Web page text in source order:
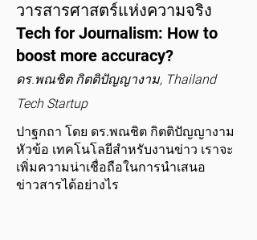
วารสารศาสตร์แห่งความจริง
Tech for Journalism: How to
boost more accuracy?
ดร.พณชิต กิตติปัญญางาม, Thailand
Tech Startup
ปาฐกถา โดย ดร.พณชิต กิตติปัญญางาม
หัวข้อ เทคโนโลยีสำหรับงานข่าว เราจะ
เพิ่มความน่าเชื่อถือในการนำเสนอ
ข่าวสารได้อย่างไร